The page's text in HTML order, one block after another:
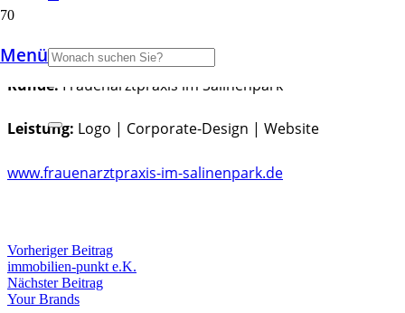
Menü
Kunde: Frauenarztpraxis im Salinenpark
Leistung: Logo | Corporate-Design | Website
www.frauenarztpraxis-im-salinenpark.de
Vorheriger Beitrag
immobilien-punkt e.K.
Nächster Beitrag
Your Brands